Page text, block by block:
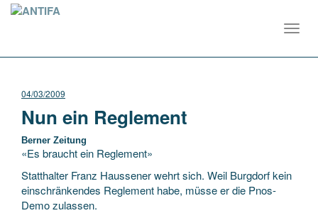
04/03/2009
Nun ein Reglement
Berner Zeitung
«Es braucht ein Reglement»
Statthalter Franz Haussener wehrt sich. Weil Burgdorf kein
einschränkendes Reglement habe, müsse er die Pnos-
Demo zulassen.